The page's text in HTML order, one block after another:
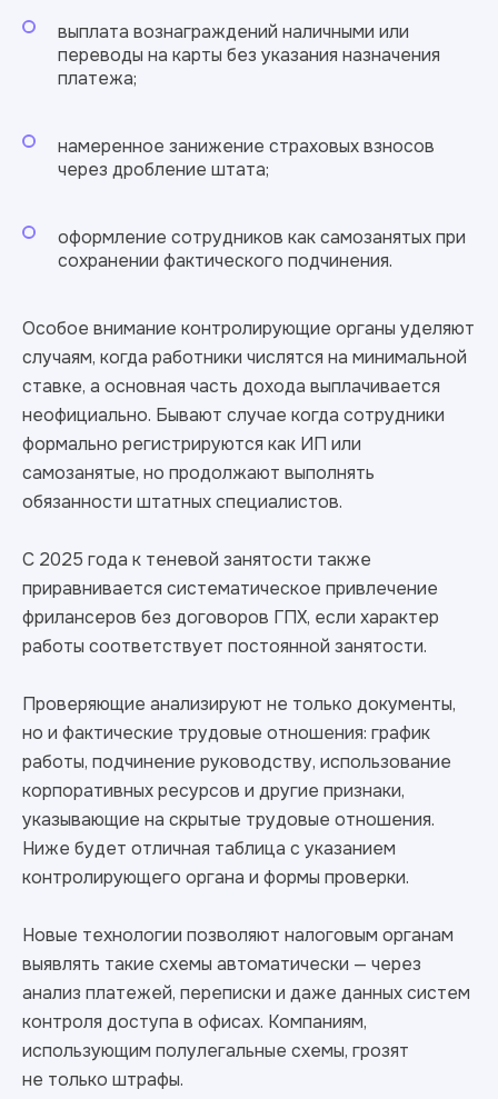
выплата вознаграждений наличными или
переводы на карты без указания назначения
платежа;
намеренное занижение страховых взносов
через дробление штата;
оформление сотрудников как самозанятых при
сохранении фактического подчинения.
Особое внимание контролирующие органы уделяют
случаям, когда работники числятся на минимальной
ставке, а основная часть дохода выплачивается
неофициально. Бывают случае когда сотрудники
формально регистрируются как ИП или
самозанятые, но продолжают выполнять
обязанности штатных специалистов.
С 2025 года к теневой занятости также
приравнивается систематическое привлечение
фрилансеров без договоров ГПХ, если характер
работы соответствует постоянной занятости.
Проверяющие анализируют не только документы,
но и фактические трудовые отношения: график
работы, подчинение руководству, использование
корпоративных ресурсов и другие признаки,
указывающие на скрытые трудовые отношения.
Ниже будет отличная таблица с указанием
контролирующего органа и формы проверки.
Новые технологии позволяют налоговым органам
выявлять такие схемы автоматически — через
анализ платежей, переписки и даже данных систем
контроля доступа в офисах. Компаниям,
использующим полулегальные схемы, грозят
не только штрафы.